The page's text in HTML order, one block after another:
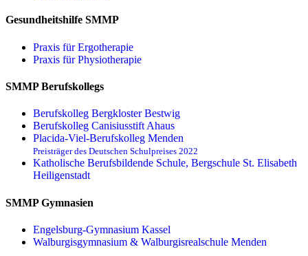
Gesundheitshilfe SMMP
Praxis für Ergo­therapie
Praxis für Physio­therapie
SMMP Berufskollegs
Berufskolleg Bergkloster Bestwig
Berufskolleg Canisiusstift Ahaus
Placida-Viel-Berufskolleg Menden
Preisträger des Deutschen Schulpreises 2022
Katholische Berufsbildende Schule, Bergschule St. Elisabeth
Heiligenstadt
SMMP Gymnasien
Engelsburg-Gymnasium Kassel
Walburgisgymnasium & Walburgisrealschule Menden